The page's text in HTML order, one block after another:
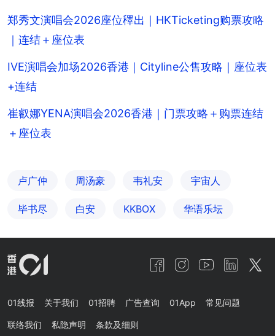
郑秀文演唱会2026座位䆁出｜HKTicketing购票攻略
｜连结＋座位表
IVE演唱会加场2026香港｜Cityline公售攻略｜座位表
+连结
崔叡娜YENA演唱会2026香港｜门票攻略＋购票连结
＋座位表
卢广仲 周汤豪 韦礼安 宇宙人
毕书尽 白安 KKBOX 华语乐坛
01线报 关于我们 01招聘 广告查询 01App 常见问题
联络我们 私隐声明 条款及细则